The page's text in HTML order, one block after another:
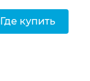
Где купить